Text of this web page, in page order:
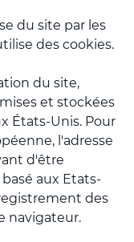
du site par les
des cookies.
du site,
et stockées
États-Unis. Pour
l'adresse
d'être
aux Etats-
des
navigateur.